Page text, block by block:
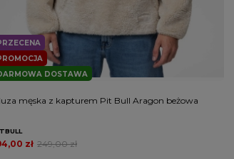
DOSTAWA
męska z kapturem Pit Bull Aragon beżowa
249,00 zł
zł